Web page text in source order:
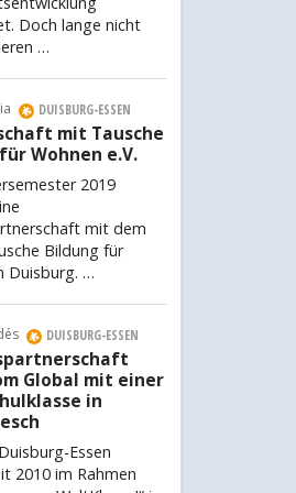
Doch lange nicht
…
DUISBURG-ESSEN
mit Tausche
Wohnen e.V.
2019
mit dem
Bildung für
Duisburg. …
DUISBURG-ESSEN
Global mit einer
in
Essen
2010 im Rahmen